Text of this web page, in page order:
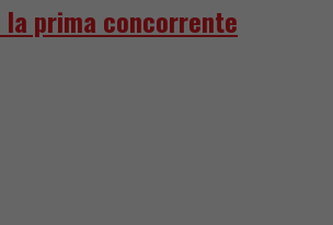
la prima concorrente